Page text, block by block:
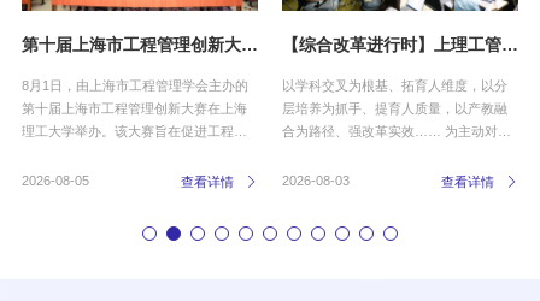
第十届上海市工程管理创新大赛
8月1日，由上海市工程管理学会主办的
第十届上海市工程管理创新大赛在上海
理工大学举办。该大赛旨在促进工程管
校工程类及工程管理（MEM）专业学生
平台。本次大赛共有来自上海理工大
2026-08-05 查看详情
【综合改革进行时】上理工管理
态
以学科交叉为根基、拓育人维度，以分
层培养为抓手、提育人质量，以产教融
合为路径、强改革实效…… 为主动对接
高等教育综合改革，上海理工大学管理
梯式培养体系、开展实战化师资培训、
2026-08-03 查看详情